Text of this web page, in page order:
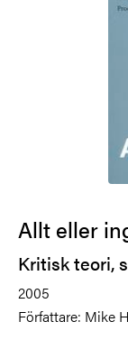
Allt eller
Kritisk teori,
2005
Författare: Mike